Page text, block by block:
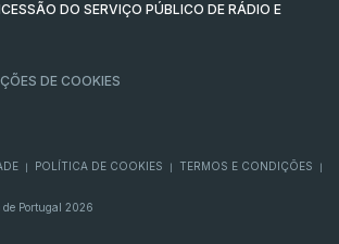
DO SERVIÇO PÚBLICO DE RÁDIO E
DE COOKIES
POLÍTICA DE COOKIES TERMOS E CONDIÇÕES
de Portugal 2026